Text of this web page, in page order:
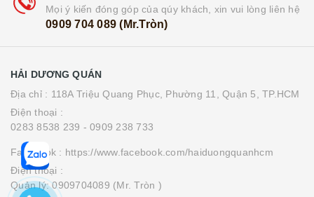
Mọi ý kiến đóng góp của qúy khách, xin vui lòng liên hệ
0909 704 089 (Mr.Tròn)
HẢI DƯƠNG QUÁN
Địa chỉ : 118A Triệu Quang Phục, Phường 11, Quận 5, TP.HCM
Điện thoại :
0283 8538 239 - 0909 238 733
Facebook : https://www.facebook.com/haiduongquanhcm
Điện thoại :
Quản lý: 0909704089 (Mr. Tròn )